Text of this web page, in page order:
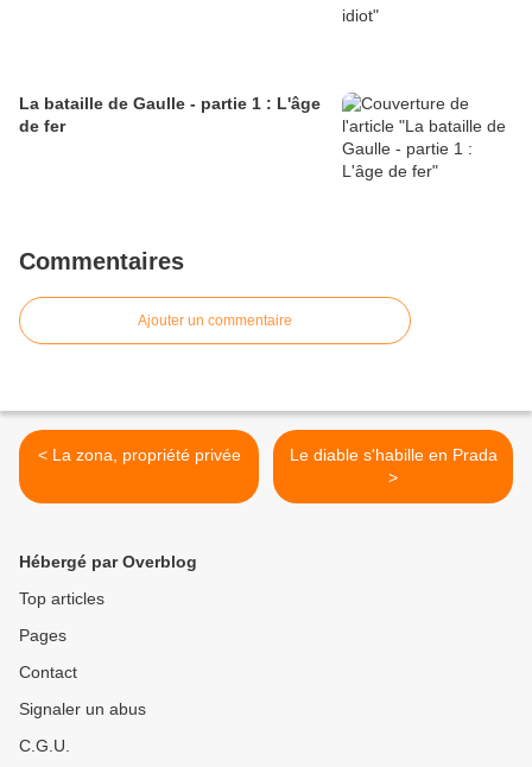
La bataille de Gaulle - partie 1 : L'âge
de fer
Commentaires
Ajouter un commentaire
< La zona, propriété privée
Le diable s'habille en Prada
>
Hébergé par Overblog
Top articles
Pages
Contact
Signaler un abus
C.G.U.